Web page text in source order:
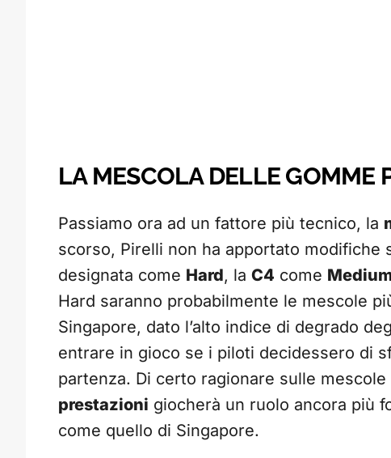
LA MESCOLA DELLE GOMME
Passiamo ora ad un fattore più tecnico, la
scorso, Pirelli non ha apportato modifiche
designata come Hard, la C4 come
Hard saranno probabilmente le mescole
Singapore, dato l’alto indice di degrado
entrare in gioco se i piloti decidessero di
partenza. Di certo ragionare sulle
prestazioni giocherà un ruolo ancora più
come quello di Singapore.